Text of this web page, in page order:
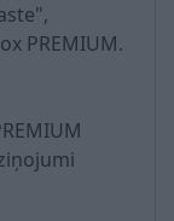
PREMIUM.